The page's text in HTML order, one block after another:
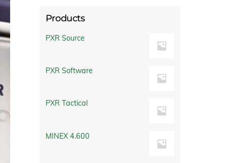
Products
PXR Source
PXR Software
PXR Tactical
MINEX 4.600